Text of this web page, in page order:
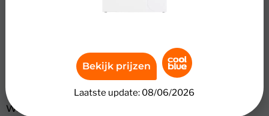
hoog mogelijk te maken, de Bosch WAU28S50NL i-DOS
Kledingbeschermende trommel, Resttijdindicator,
Startuitstel, Tussentijds was toevoegen, Zelfreinigende
wasmiddellade.
Was- en bouwkwaliteit wasmachine
Bekijk prijzen
Laatste update: 08/06/2026